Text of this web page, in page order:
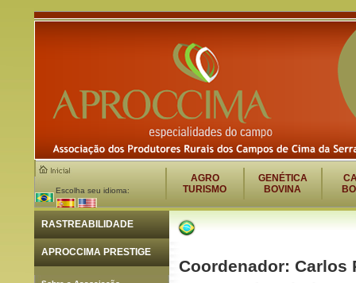
Escolha seu idioma:
AGRO
TURISMO
GENÉTICA
BOVINA
RASTREABILIDADE
APROCCIMA PRESTIGE
Coordenador: Carlos